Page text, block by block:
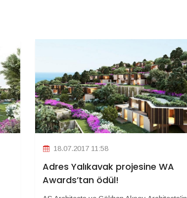
18.07.2017 11:58
Adres Yalıkavak projesine WA
Awards’tan ödül!